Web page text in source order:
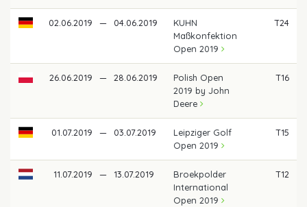
02.06.2019 — 04.06.2019
KUHN
Maßkonfektion
Open 2019
T24
26.06.2019 — 28.06.2019
Polish Open
2019 by John
Deere
T16
01.07.2019 — 03.07.2019
Leipziger Golf
Open 2019
T15
11.07.2019 — 13.07.2019
Broekpolder
International
Open 2019
T12